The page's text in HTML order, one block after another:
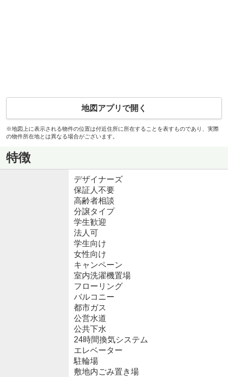
地図アプリで開く
※地図上に表示される物件の位置は付近住所に所在することを表すものであり、実際
の物件所在地とは異なる場合がございます。
特徴
デザイナーズ
保証人不要
高齢者相談
分譲タイプ
学生歓迎
法人可
学生向け
女性向け
キャンペーン
室内洗濯機置場
フローリング
バルコニー
都市ガス
公営水道
公共下水
24時間換気システム
エレベーター
駐輪場
敷地内ごみ置き場